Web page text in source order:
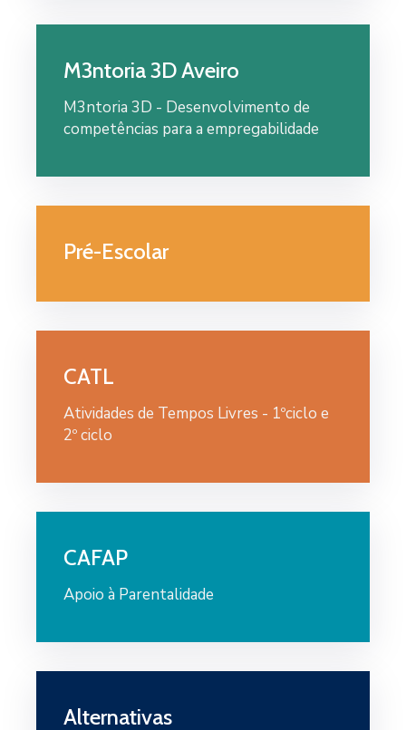
M3ntoria 3D Aveiro
M3ntoria 3D - Desenvolvimento de
competências para a empregabilidade
Pré-Escolar
CATL
Atividades de Tempos Livres - 1ºciclo e
2º ciclo
CAFAP
Apoio à Parentalidade
Alternativas